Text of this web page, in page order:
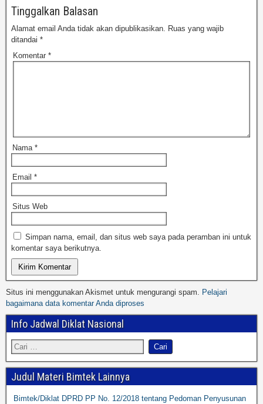
Tinggalkan Balasan
Alamat email Anda tidak akan dipublikasikan.
Ruas yang wajib
ditandai *
Komentar *
Nama *
Email *
Situs Web
Simpan nama, email, dan situs web saya pada peramban ini untuk
komentar saya berikutnya.
Situs ini menggunakan Akismet untuk mengurangi spam.
Pelajari
bagaimana data komentar Anda diproses
Info Jadwal Diklat Nasional
Judul Materi Bimtek Lainnya
Bimtek/Diklat DPRD PP No. 12/2018 tentang Pedoman Penyusunan